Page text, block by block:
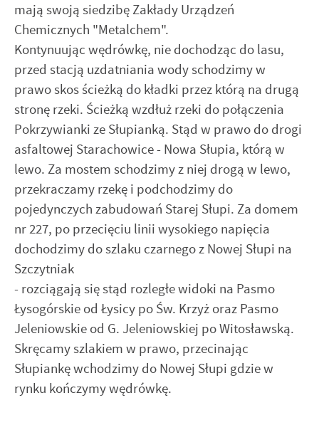
mają swoją siedzibę Zakłady Urządzeń
Chemicznych "Metalchem".
Kontynuując wędrówkę, nie dochodząc do lasu,
przed stacją uzdatniania wody schodzimy w
prawo skos ścieżką do kładki przez którą na drugą
stronę rzeki. Ścieżką wzdłuż rzeki do połączenia
Pokrzywianki ze Słupianką. Stąd w prawo do drogi
asfaltowej Starachowice - Nowa Słupia, którą w
lewo. Za mostem schodzimy z niej drogą w lewo,
przekraczamy rzekę i podchodzimy do
pojedynczych zabudowań Starej Słupi. Za domem
nr 227, po przecięciu linii wysokiego napięcia
dochodzimy do szlaku czarnego z Nowej Słupi na
Szczytniak
- rozciągają się stąd rozległe widoki na Pasmo
Łysogórskie od Łysicy po Św. Krzyż oraz Pasmo
Jeleniowskie od G. Jeleniowskiej po Witosławską.
Skręcamy szlakiem w prawo, przecinając
Słupiankę wchodzimy do Nowej Słupi gdzie w
rynku kończymy wędrówkę.